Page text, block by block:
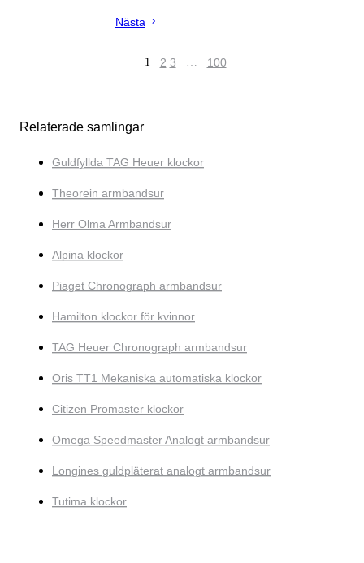
Nästa
1 2 3 … 100
Relaterade samlingar
Guldfyllda TAG Heuer klockor
Theorein armbandsur
Herr Olma Armbandsur
Alpina klockor
Piaget Chronograph armbandsur
Hamilton klockor för kvinnor
TAG Heuer Chronograph armbandsur
Oris TT1 Mekaniska automatiska klockor
Citizen Promaster klockor
Omega Speedmaster Analogt armbandsur
Longines guldpläterat analogt armbandsur
Tutima klockor